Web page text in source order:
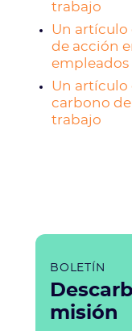
trabajo
Un artículo
de acción
empleados
Un artículo
carbono de
trabajo
BOLETÍN
misión